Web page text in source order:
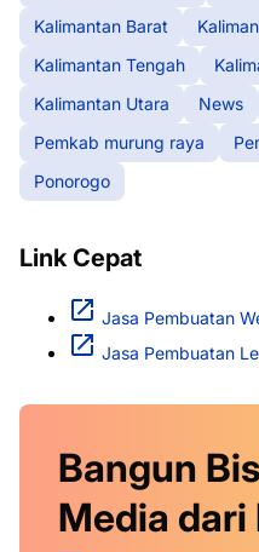
Kalimantan Barat
Kalimantan Tengah
Kalimantan Utara
News
Pemkab murung raya
Ponorogo
Link Cepat
Jasa Pembuatan
Jasa Pembuatan
Bangun
Media dari